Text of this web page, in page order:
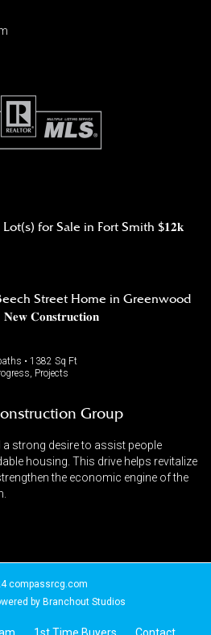
for Sale in Fort Smith $𝟏𝟐𝐤
Street Home in Greenwood
𝐂𝐨𝐧𝐬𝐭𝐫𝐮𝐜𝐭𝐢𝐨𝐧
• 1382 Sq Ft
Projects
Group
a strong desire to assist people
housing. This drive helps revitalize
the economic engine of the
compassrcg.com
by Branchout Studios